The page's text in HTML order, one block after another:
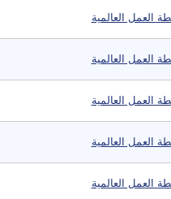
العمل العالمية
العمل العالمية
العمل العالمية
العمل العالمية
العمل العالمية